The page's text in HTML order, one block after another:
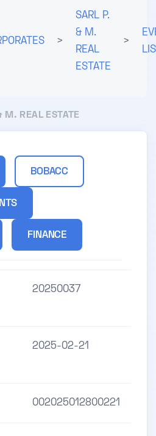
>
SARL P.
& M.
REAL
ESTATE
>
M. REAL ESTATE
BOBACC
FINANCE
20250037
2025-02-21
002025012800221